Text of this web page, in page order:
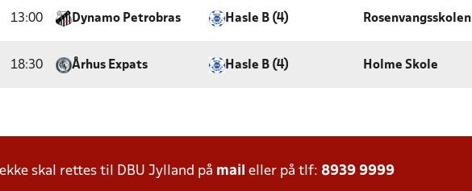
13:00 Dynamo Petrobras Hasle B (4) Rosenvangsskolen
18:30 Århus Expats Hasle B (4) Holme Skole
skal rettes til DBU Jylland på mail eller på tlf: 8939 9999